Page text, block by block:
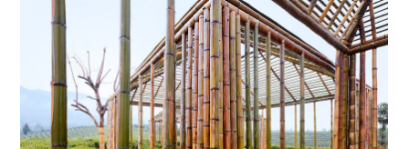
ENGLISH
ART & EDUCATION
广告
订阅
往期内容